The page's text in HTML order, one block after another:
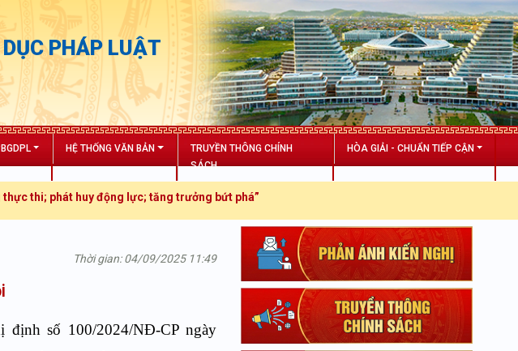
PHÁP LUẬT
HỆ THỐNG VĂN BẢN
TRUYỀN THÔNG CHÍNH
SÁCH
HÒA GIẢI - CHUẨN TIẾP CẬN
huy động lực; tăng trưởng bứt phá”
Thời gian: 04/09/2025 11:49
số 100/2024/NĐ-CP ngày